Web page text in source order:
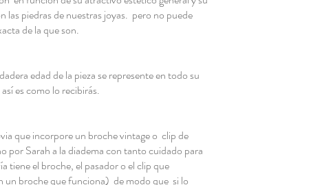
las piedras de nuestras joyas. pero no puede
de la que son.
edad de la pieza se represente en todo su
es como lo recibirás.
que incorpore un broche vintage o clip de
por Sarah a la diadema con tanto cuidado para
tiene el broche, el pasador o el clip que
un broche que funciona) de modo que si lo